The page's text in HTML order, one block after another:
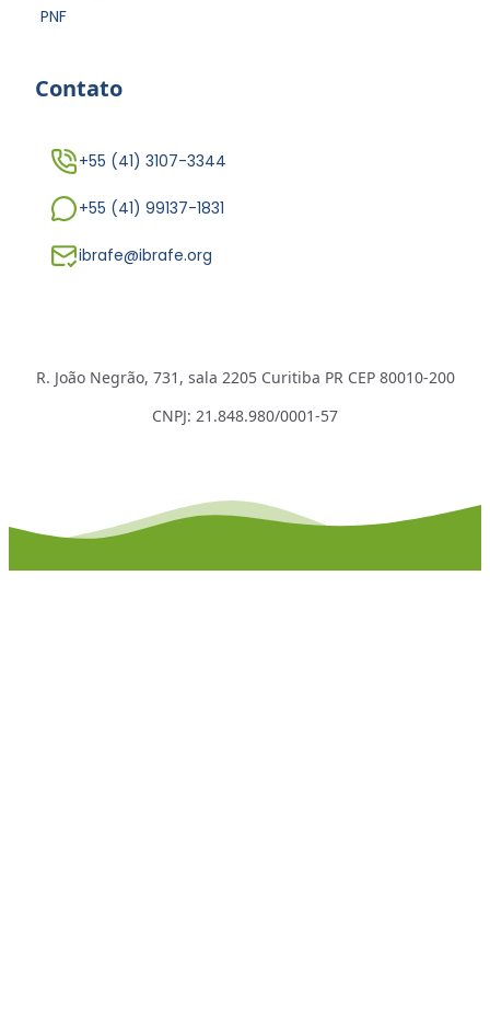
PNF
Contato
+55 (41) 3107-3344
+55 (41) 99137-1831
ibrafe@ibrafe.org
R. João Negrão, 731, sala 2205 Curitiba PR CEP 80010-200
CNPJ: 21.848.980/0001-57